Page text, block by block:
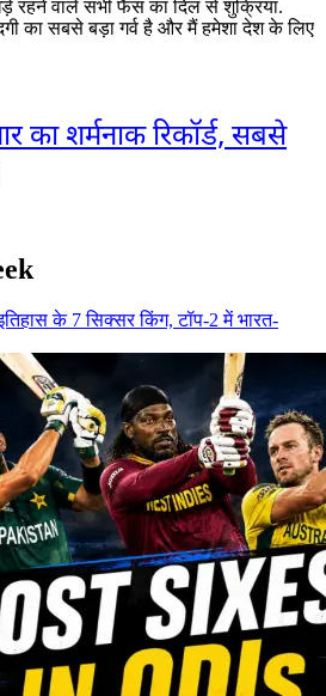
रहने वाले सभी फैंस का दिल से शुक्रिया.
का सबसे बड़ा गर्व है और मैं हमेशा देश के लिए
का शर्मनाक रिकॉर्ड, सबसे
के 7 सिक्सर किंग, टॉप-2 में भारत-